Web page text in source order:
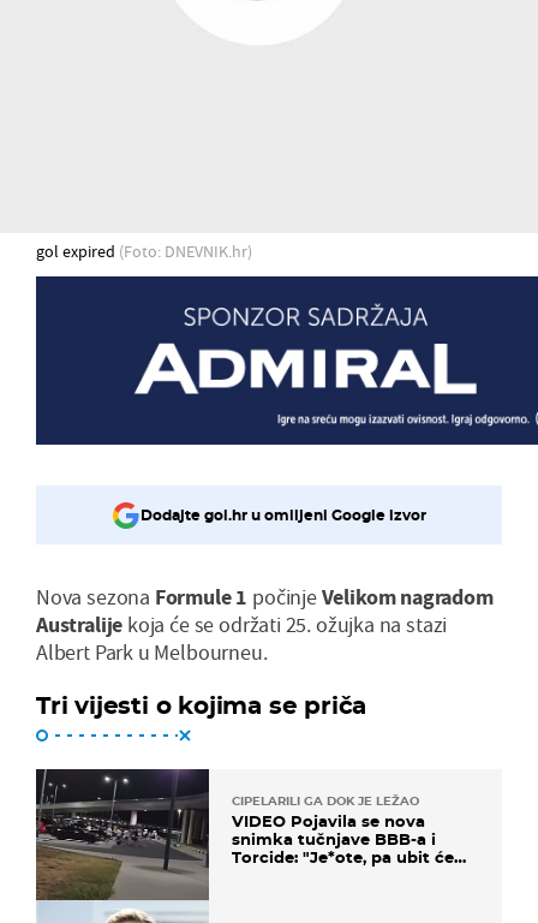
gol expired (Foto: DNEVNIK.hr)
Dodajte gol.hr u omiljeni Google izvor
Nova sezona Formule 1 počinjeVelikom nagradom
Australije koja će se održati 25. ožujka na stazi
Albert Park u Melbourneu.
Tri vijesti o kojima se priča
CIPELARILI GA DOK JE LEŽAO
VIDEO Pojavila se nova
snimka tučnjave BBB-a i
Torcide: "Je*ote, pa ubit će